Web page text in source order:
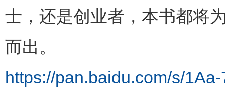
士，还是创业者，本书都将
而出。
https://pan.baidu.com/s/